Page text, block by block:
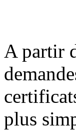
A partir
plus